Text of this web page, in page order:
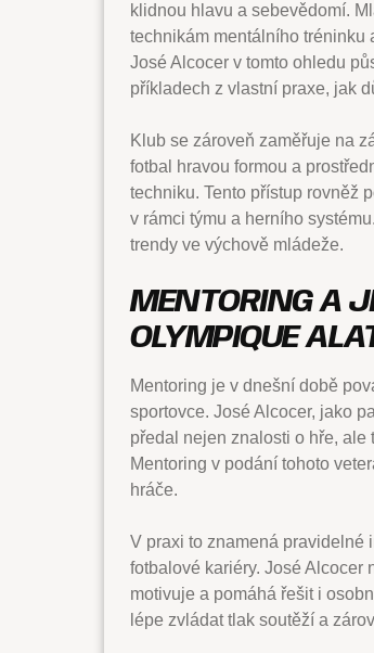
klidnou hlavu a sebevědomí.
technikám mentálního tréninku
José Alcocer v tomto ohledu
příkladech z vlastní praxe, jak
Klub se zároveň zaměřuje na
fotbal hravou formou a
techniku. Tento přístup rovněž
v rámci týmu a herního
trendy ve výchově mládeže.
MENTORING A
OLYMPIQUE
Mentoring je v dnešní době
sportovce. José Alcocer, jako
předal nejen znalosti o hře,
Mentoring v podání tohoto
hráče.
V praxi to znamená pravidelné
fotbalové kariéry. José Alcocer
motivuje a pomáhá řešit i
lépe zvládat tlak soutěží a